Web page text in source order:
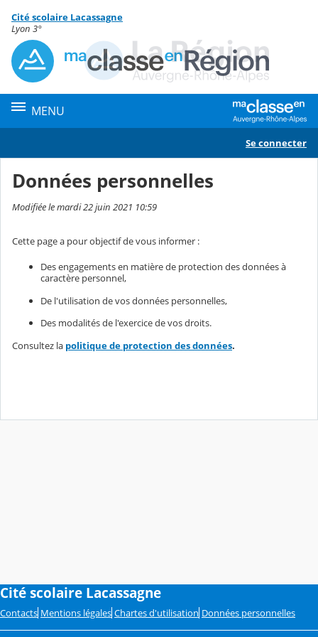
Contenu
Cité scolaire Lacassagne
Lyon 3°
MENU
Se connecter
Données personnelles
Modifiée le mardi 22 juin 2021 10:59
Cette page a pour objectif de vous informer :
Des engagements en matière de protection des données à
caractère personnel,
De l'utilisation de vos données personnelles,
Des modalités de l'exercice de vos droits.
Consultez la politique de protection des données.
Cité scolaire Lacassagne
Contacts Mentions légales Chartes d'utilisation Données personnelles